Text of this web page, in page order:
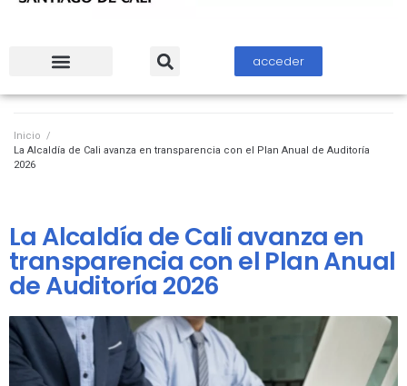
acceder
Inicio /
La Alcaldía de Cali avanza en transparencia con el Plan Anual de Auditoría
2026
La Alcaldía de Cali avanza en
transparencia con el Plan Anual
de Auditoría 2026